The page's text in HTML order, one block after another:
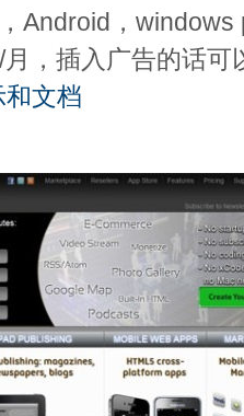
Android，windows
，插入广告的话可
和文档